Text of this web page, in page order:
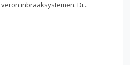
inbraaksystemen. Di...